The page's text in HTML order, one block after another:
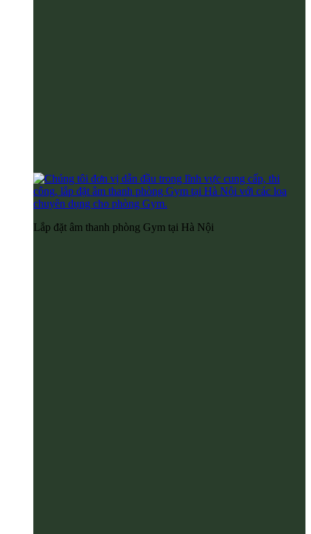
Lắp đặt âm thanh phòng Gym tại Hà Nội